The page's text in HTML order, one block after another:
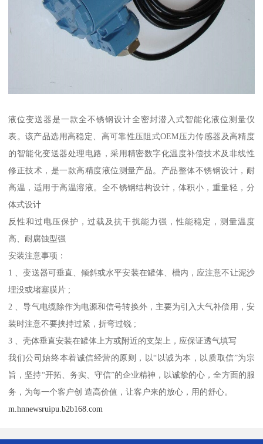
液位变送器是一款全不锈钢设计全密封潜入式智能化液位测量仪
表。该产品选用高稳定、高可靠性压阻式OEM压力传感器及高精度
的智能化变送器处理电路，采用精密数字化温度补偿技术及非线性
修正技术，是一款高精度液位测量产品。产品整体不锈钢设计，耐
高温，适用于高温溶液。全不锈钢结构设计，体积小，重量轻，分
体式设计
反性和过电压保护，过载及抗干扰能力强，性能稳定，测量温度
高、耐腐蚀型强
安装注意事项：
1 、变送器可垂直、倾斜或水平安装在罐体、槽内，应注意不让泥沙
埋没或堵塞膜片 ;
2 、导气电缆除作为电源和信号转换外，主要为引入大气补偿用，安
装时注意不要挟持过紧，折弯过锐 ;
3 、壳体垂直安装在罐体上方或附近的支架上，应保证透气填写
我们公司始终本着诚信经营的原则，以“以诚为本，以质取信”为宗
旨，坚持“开拓、务实、守信”的企业精神，以诚挚的心，全方面的服
务，为每一个客户创 造高价值，让客户来的放心，用的舒心。
m.hnnewsruipu.b2b168.com